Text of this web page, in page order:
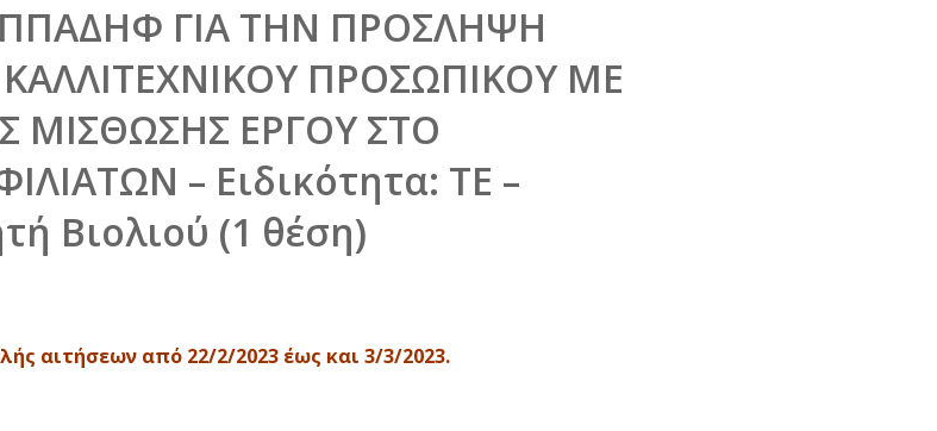
ΓΙΑ ΤΗΝ ΠΡΟΣΛΗΨΗ
ΠΡΟΣΩΠΙΚΟΥ ΜΕ
ΜΙΣΘΩΣΗΣ ΕΡΓΟΥ ΣΤΟ
– Ειδικότητα: ΤΕ –
Βιολιού (1 θέση)
αιτήσεων από 22/2/2023 έως και 3/3/2023.